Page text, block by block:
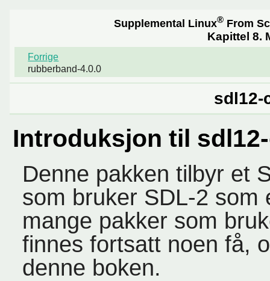
Supplemental Linux®From
Kapittel 8.
Forrige
rubberband-4.0.0
sdl12-
Introduksjon til
Denne pakken tilbyr et
som bruker SDL-2 som
mange pakker som
finnes fortsatt noen få,
denne boken.